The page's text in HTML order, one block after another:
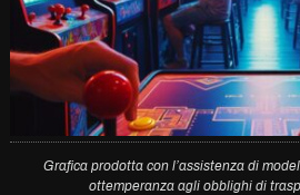
Grafica prodotta con l’assistenza di
ottemperanza agli obblighi di